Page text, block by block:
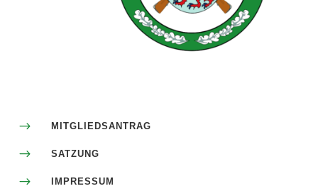
$ MITGLIEDSANTRAG
$ SATZUNG
$ IMPRESSUM